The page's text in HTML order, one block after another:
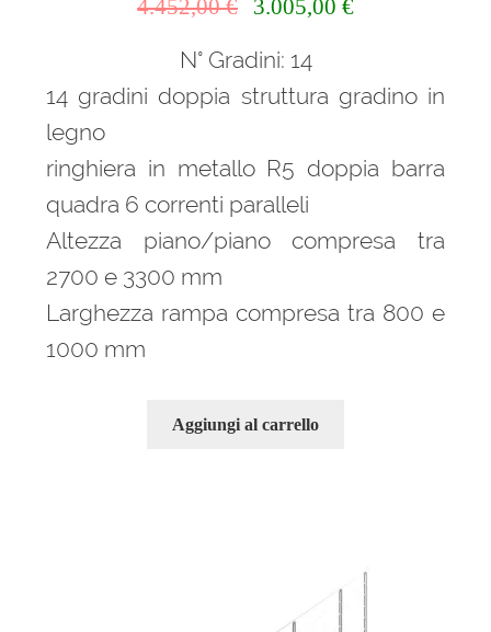
4.452,00€
originale
4.452,00 €.
3.005,00 €
3.005,00 €.
N° Gradini: 14
14 gradini doppia struttura gradino in
legno
ringhiera in metallo R5 doppia barra
quadra 6 correnti paralleli
Altezza piano/piano compresa tra
2700 e 3300 mm
Larghezza rampa compresa tra 800 e
1000 mm
Aggiungi al carrello